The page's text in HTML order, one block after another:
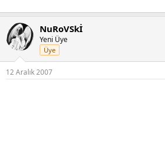
NuRoVSkİ
Yeni Üye
Üye
12 Aralık 2007